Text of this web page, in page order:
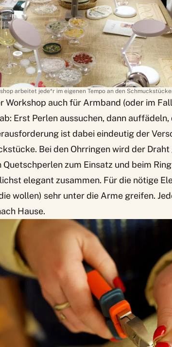
arbeitet jede*r im eigenen Tempo an den
Workshop auch für Armband (oder im
Erst Perlen aussuchen, dann
ist dabei eindeutig der
Bei den Ohrringen wird der
zum Einsatz und beim
elegant zusammen. Für die nötige
wollen) sehr unter die Arme greifen.
Hause.